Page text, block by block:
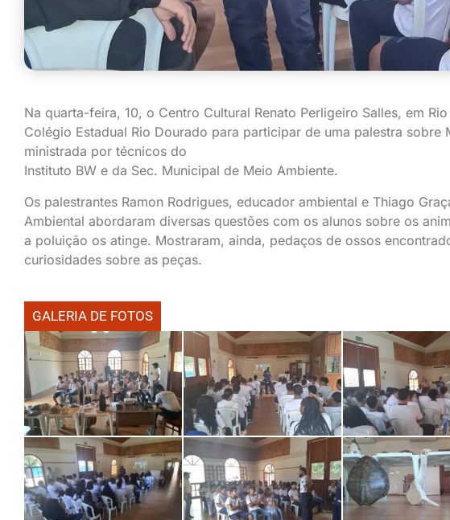
Na quarta-feira, 10, o Centro Cultural Renato Perligeiro Salles, em
Colégio Estadual Rio Dourado para participar de uma palestra sobre
ministrada por técnicos do
Instituto BW e da Sec. Municipal de Meio Ambiente.
Os palestrantes Ramon Rodrigues, educador ambiental e Thiago
Ambiental abordaram diversas questões com os alunos sobre os
a poluição os atinge. Mostraram, ainda, pedaços de ossos
curiosidades sobre as peças.
GALERIA DE FOTOS